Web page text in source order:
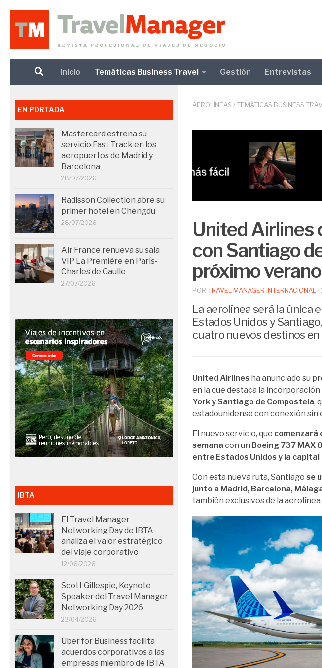
Debajo del contenido
Inicio Temáticas Business Travel Gestión Entrevistas
AEROLÍNEAS / TEMÁTICAS BUSINESS
United Airlines
con Santiago
próximo verano
POR TRAVEL MANAGER INTERNACIONAL ·
La aerolínea será la única
Estados Unidos y
cuatro nuevos destinos en
United Airlines ha anunciado su
en la que destaca la incorporación
York y Santiago de Compostela,
estadounidense con conexión sin
El nuevo servicio, que comenzará
semana con un Boeing 737 MAX 8
entre Estados Unidos y la capital
Con esta nueva ruta, Santiago se
junto a Madrid, Barcelona,
también exclusivos de la
EN PORTADA
Mastercard estrena su
servicio Fast Track en los
aeropuertos de Madrid y
Barcelona
28/07/2026
Radisson Collection abre su
primer hotel en Chengdu
28/07/2026
Air France renueva su sala
VIP La Première en París-
Charles de Gaulle
27/07/2026
IBTA
El Travel Manager
Networking Day de IBTA
analiza el valor estratégico
del viaje corporativo
12/06/2026
Scott Gillespie, Keynote
Speaker del Travel Manager
Networking Day 2026
23/04/2026
Uber for Business facilita
acuerdos corporativos a las
empresas miembro de IBTA